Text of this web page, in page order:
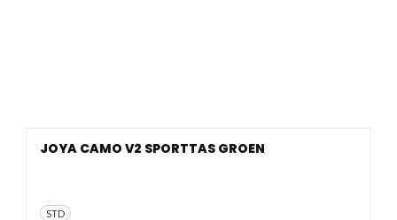
STD
JOYA CAMO V2 SPORTTAS GROEN